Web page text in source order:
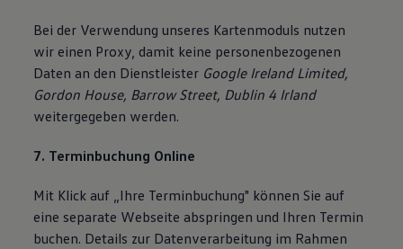
Bei der Verwendung unseres Kartenmoduls nutzen
wir einen Proxy, damit keine personenbezogenen
Daten an den Dienstleister Google Ireland Limited,
Gordon House, Barrow Street, Dublin 4 Irland
weitergegeben werden.
7. Terminbuchung Online
Mit Klick auf „Ihre Terminbuchung" können Sie auf
eine separate Webseite abspringen und Ihren Termin
buchen. Details zur Datenverarbeitung im Rahmen